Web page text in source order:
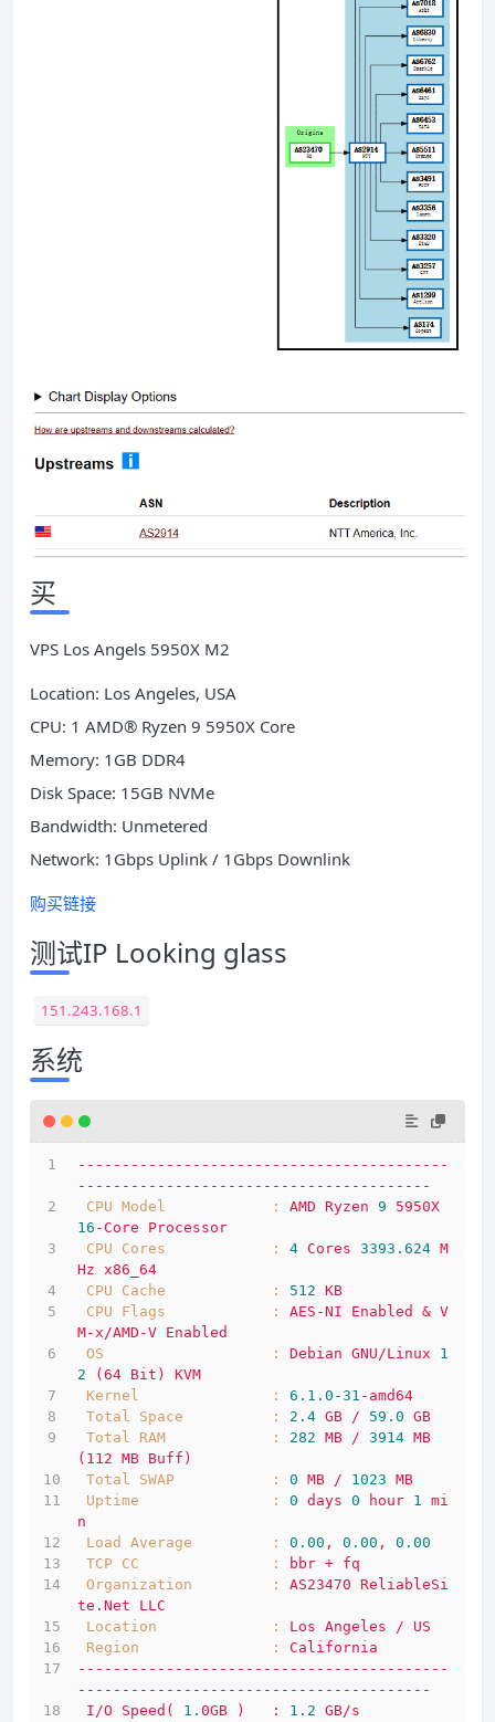
买
VPS Los Angels 5950X M2
Location: Los Angeles, USA
CPU: 1 AMD® Ryzen 9 5950X Core
Memory: 1GB DDR4
Disk Space: 15GB NVMe
Bandwidth: Unmetered
Network: 1Gbps Uplink / 1Gbps Downlink
购买链接
测试IP Looking glass
151.243.168.1
系统
------------------------------------------
----------------------------------------
CPU Model            :
AMD Ryzen 9
5950X
16 -Core
Processor
CPU Cores            :
4 Cores 3393.624 M
Hz x86_64
CPU Cache            :
512 KB
CPU Flags            :
AES-NI Enabled & V
M-x/AMD-V Enabled
OS                   :
Debian GNU/Linux
1
2
(64 Bit)
KVM
Kernel               :
6.1 .0 -31 -amd64
Total Space          :
2.4 GB / 59.0 GB
Total RAM            :
282 MB / 3914 MB
(112 MB Buff)
Total SWAP           :
0 MB / 1023 MB
Uptime               :
0 days 0 hour 1 mi
n
Load Average         :
0.00 , 0.00 ,
0.00
TCP CC               :
bbr + fq
Organization         :
AS23470
ReliableSi
te.Net
LLC
Location             :
Los Angeles /
US
Region               :
California
------------------------------------------
----------------------------------------
I/O
Speed( 1. 0GB ) : 1.2 GB/s